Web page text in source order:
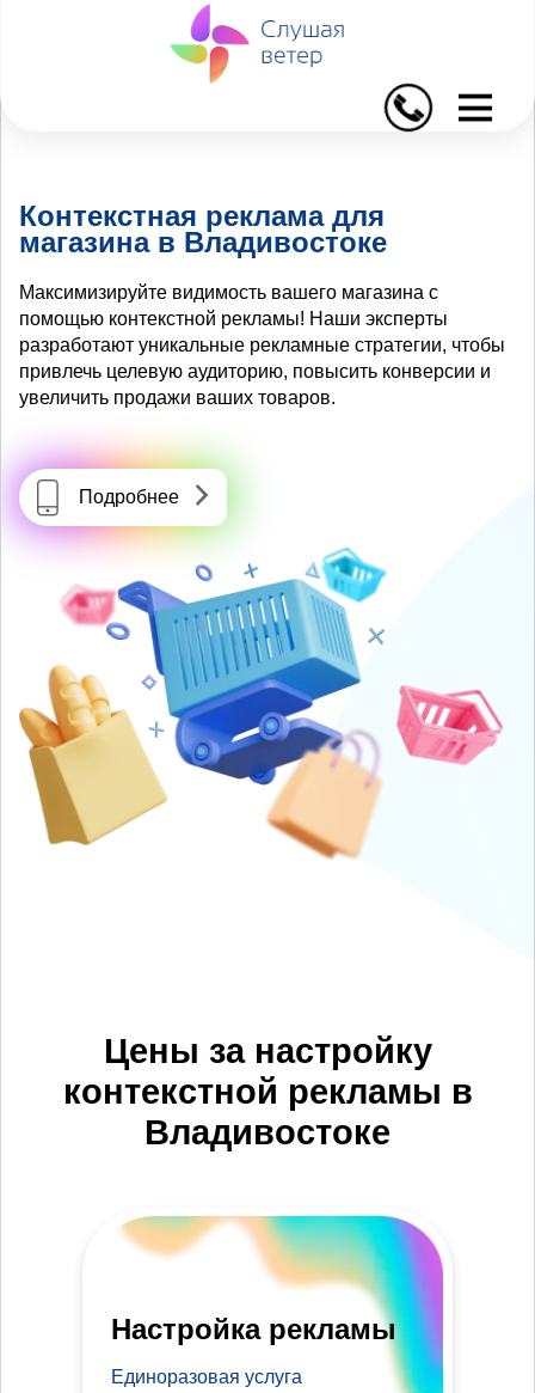
I
Контекстная реклама для
магазина в Владивостоке
Максимизируйте видимость вашего магазина с
помощью контекстной рекламы! Наши эксперты
разработают уникальные рекламные стратегии, чтобы
привлечь целевую аудиторию, повысить конверсии и
увеличить продажи ваших товаров.
Подробнее
Цены за настройку
контекстной рекламы в
Владивостоке
Настройка рекламы
Единоразовая услуга